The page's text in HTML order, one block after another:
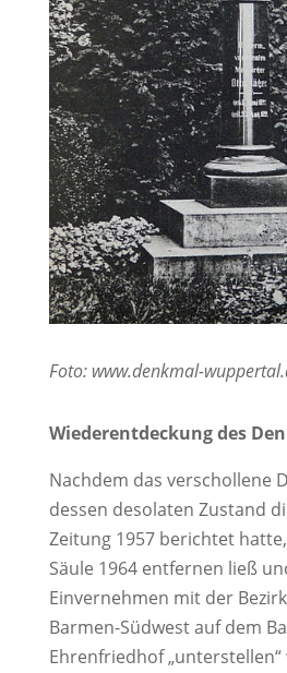
Foto: www.denkmal-
Wiederentdeckung des
Nachdem das verschollene
dessen desolaten Zustand
Zeitung 1957 berichtet
Säule 1964 entfernen ließ
Einvernehmen mit der
Barmen-Südwest auf dem
Ehrenfriedhof